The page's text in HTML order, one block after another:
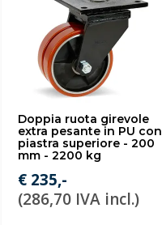
Doppia ruota girevole
extra pesante in PU con
piastra superiore - 200
mm - 2200 kg
€ 235,-
(286,70 IVA incl.)